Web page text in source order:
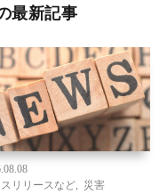
最新記事
リリースなど
災害